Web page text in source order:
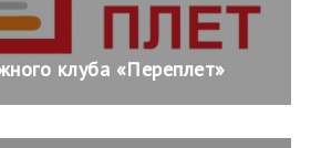
клуба «Переплет»